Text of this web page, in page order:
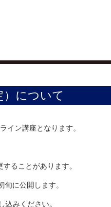
について
イン講座となります。
ることがあります。
に公開します。
込みください。